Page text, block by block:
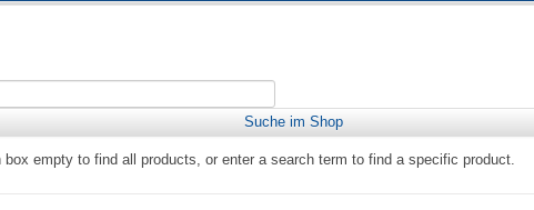
box empty to find all products, or enter a search term to find a specific product.